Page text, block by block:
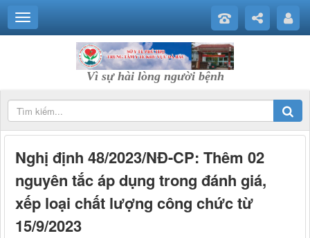
Vì sự hài lòng người bệnh
Nghị định 48/2023/NĐ-CP: Thêm 02
nguyên tắc áp dụng trong đánh giá,
xếp loại chất lượng công chức từ
15/9/2023